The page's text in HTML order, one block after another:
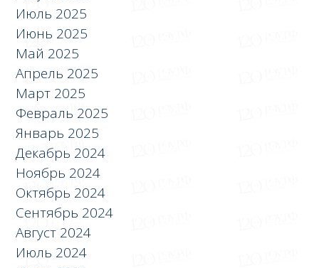
Июль 2025
Июнь 2025
Май 2025
Апрель 2025
Март 2025
Февраль 2025
Январь 2025
Декабрь 2024
Ноябрь 2024
Октябрь 2024
Сентябрь 2024
Август 2024
Июль 2024